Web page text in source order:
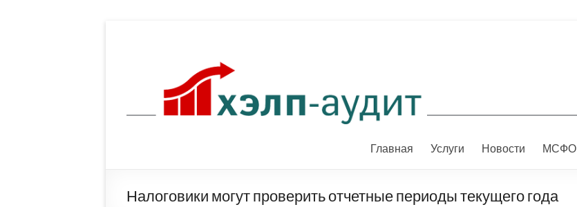
Главная Услуги Новости МСФО
Налоговики могут проверить отчетные периоды текущего года